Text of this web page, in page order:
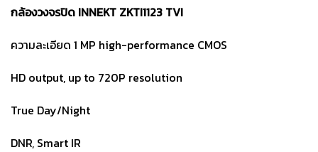
กล้องวงจรปิด INNEKT ZKTI1123 TVI
ความละเอียด 1 MP high-performance CMOS
HD output, up to 720P resolution
True Day/Night
DNR, Smart IR